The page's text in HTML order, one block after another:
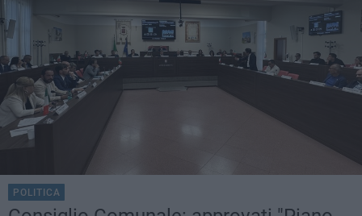
POLITICA